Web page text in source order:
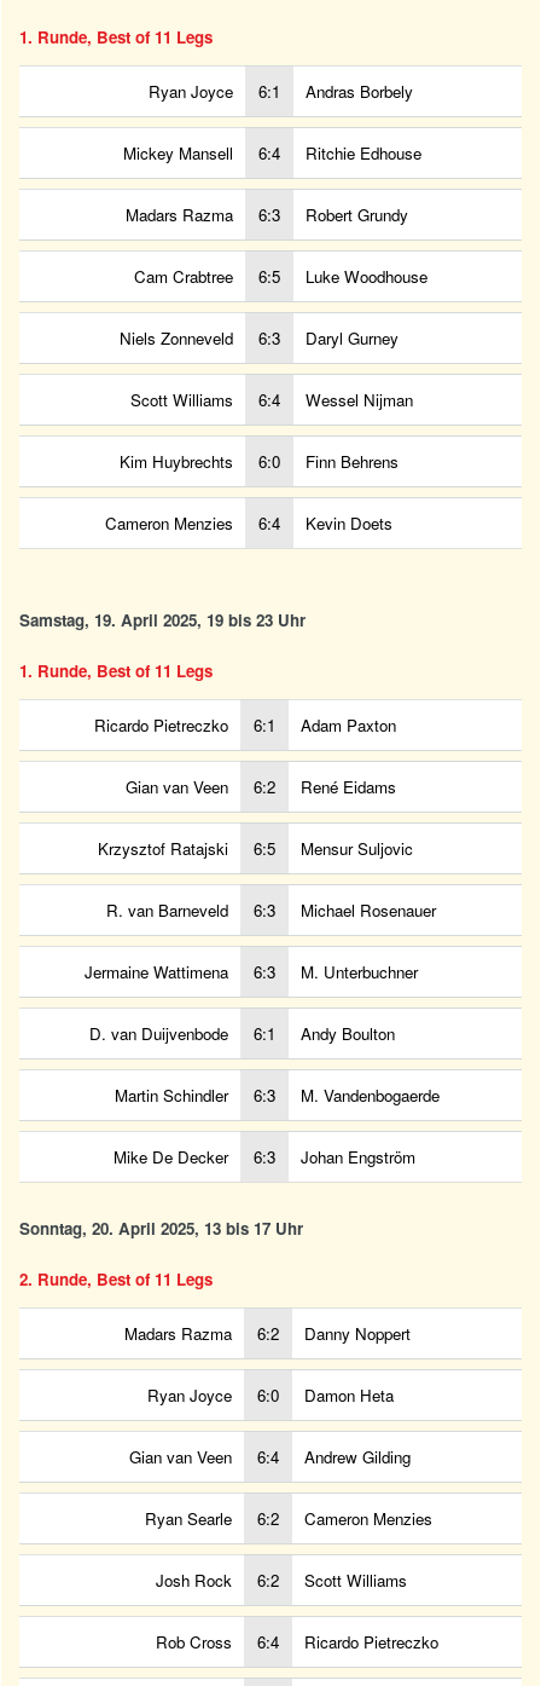
1. Runde, Best of 11 Legs
Ryan Joyce 6:1 Andras Borbely
Mickey Mansell 6:4 Ritchie Edhouse
Madars Razma 6:3 Robert Grundy
Cam Crabtree 6:5 Luke Woodhouse
Niels Zonneveld 6:3 Daryl Gurney
Scott Williams 6:4 Wessel Nijman
Kim Huybrechts 6:0 Finn Behrens
Cameron Menzies 6:4 Kevin Doets
Samstag, 19. April 2025, 19 bis 23 Uhr
1. Runde, Best of 11 Legs
Ricardo Pietreczko 6:1 Adam Paxton
Gian van Veen 6:2 René Eidams
Krzysztof Ratajski 6:5 Mensur Suljovic
R. van Barneveld 6:3 Michael Rosenauer
Jermaine Wattimena 6:3 M. Unterbuchner
D. van Duijvenbode 6:1 Andy Boulton
Martin Schindler 6:3 M. Vandenbogaerde
Mike De Decker 6:3 Johan Engström
Sonntag, 20. April 2025, 13 bis 17 Uhr
2. Runde, Best of 11 Legs
Madars Razma 6:2 Danny Noppert
Ryan Joyce 6:0 Damon Heta
Gian van Veen 6:4 Andrew Gilding
Ryan Searle 6:2 Cameron Menzies
Josh Rock 6:2 Scott Williams
Rob Cross 6:4 Ricardo Pietreczko